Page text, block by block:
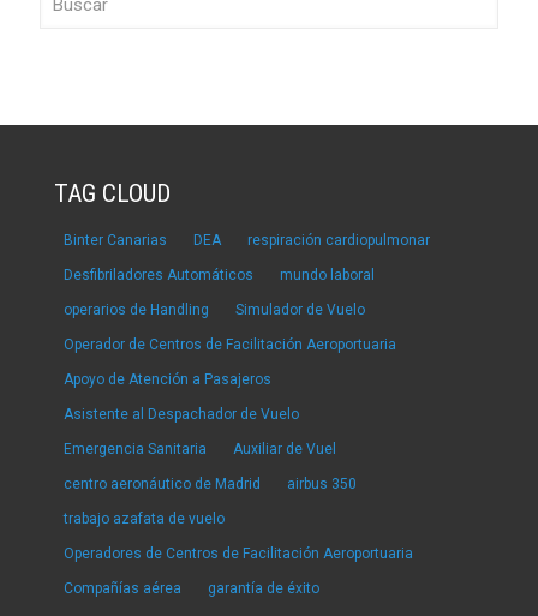
TAG CLOUD
Binter Canarias DEA respiración cardiopulmonar
Desfibriladores Automáticos mundo laboral
operarios de Handling Simulador de Vuelo
Operador de Centros de Facilitación Aeroportuaria
Apoyo de Atención a Pasajeros
Asistente al Despachador de Vuelo
Emergencia Sanitaria Auxiliar de Vuel
centro aeronáutico de Madrid airbus 350
trabajo azafata de vuelo
Operadores de Centros de Facilitación Aeroportuaria
Compañías aérea garantía de éxito